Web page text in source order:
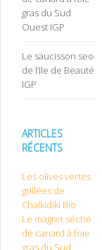
gras du Sud
Ouest IGP
Le saucisson sec
de l’Ile de Beauté
IGP
ARTICLES
RÉCENTS
Les olives vertes
grillées de
Chalkidiki Bio
Le magret séché
de canard à foie
gras du Sud